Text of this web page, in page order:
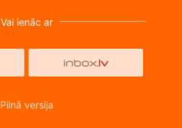
Vai ienāc ar
Pilnā versija